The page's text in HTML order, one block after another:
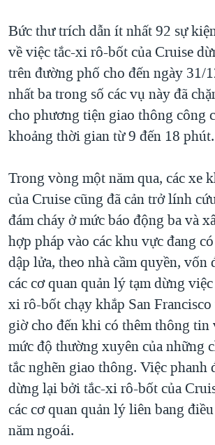
Bức thư trích dẫn ít nhất 92 sự
về việc tắc-xi rô-bốt của Cruise
trên đường phố cho đến ngày 31/
nhất ba trong số các vụ này đã
cho phương tiện giao thông công
khoảng thời gian từ 9 đến 18 phút.
Trong vòng một năm qua, các xe
của Cruise cũng đã cản trở lính
đám cháy ở mức báo động ba và
hợp pháp vào các khu vực đang
dập lửa, theo nhà cầm quyền, vốn
các cơ quan quản lý tạm dừng
xi rô-bốt chạy khắp San Francisco
giờ cho đến khi có thêm thông tin
mức độ thường xuyên của những
tắc nghẽn giao thông. Việc phanh
dừng lại bởi tắc-xi rô-bốt của
các cơ quan quản lý liên bang
năm ngoái.